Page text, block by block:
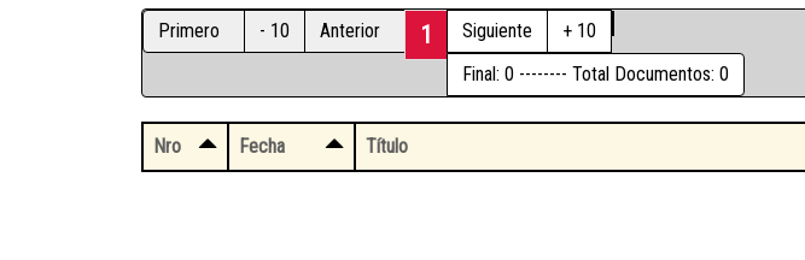
Primero - 10 Anterior 1 Siguiente
+ 10
Final: 0 -------- Total Documentos: 0
Nro Fecha Título